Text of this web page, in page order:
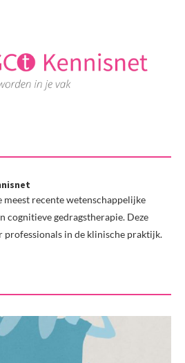
meest recente wetenschappelijke
cognitieve gedragstherapie. Deze
professionals in de klinische praktijk.